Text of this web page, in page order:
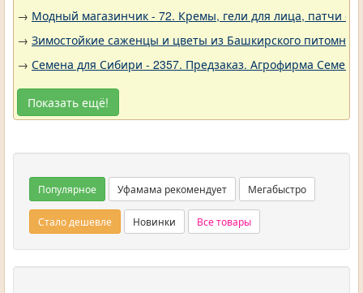
→ Модный магазинчик - 72. Кремы, гели для лица, патчи
→ Зимостойкие саженцы и цветы из Башкирского
→ Семена для Сибири - 2357. Предзаказ. Агрофирма
Показать ещё!
Популярное Уфамама рекомендует Мегабыстро
Стало дешевле Новинки Все товары